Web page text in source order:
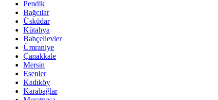
Pendik
Bağcılar
Üsküdar
Kütahya
Bahçelievler
Ümraniye
Çanakkale
Mersin
Esenler
Kadıköy
Karabağlar